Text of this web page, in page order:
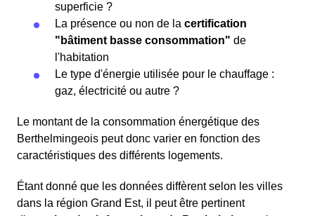
superficie ?
La présence ou non de la certification
"bâtiment basse consommation" de
l'habitation
Le type d'énergie utilisée pour le chauffage :
gaz, électricité ou autre ?
Le montant de la consommation énergétique des
Berthelmingeois peut donc varier en fonction des
caractéristiques des différents logements.
Étant donné que les données diffèrent selon les villes
dans la région Grand Est, il peut être pertinent